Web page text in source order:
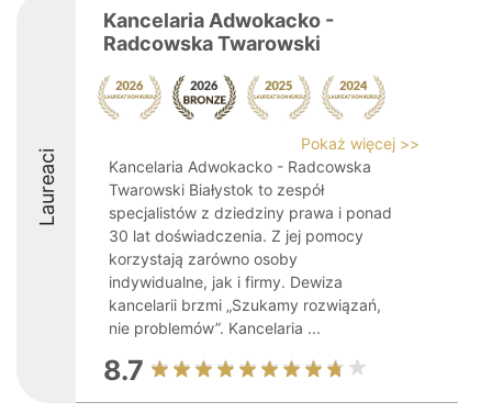
Laureaci
Kancelaria Adwokacko -
Radcowska Twarowski
Pokaż więcej >>
Kancelaria Adwokacko - Radcowska
Twarowski Białystok to zespół
specjalistów z dziedziny prawa i ponad
30 lat doświadczenia. Z jej pomocy
korzystają zarówno osoby
indywidualne, jak i firmy. Dewiza
kancelarii brzmi „Szukamy rozwiązań,
nie problemów”. Kancelaria ...
8.7